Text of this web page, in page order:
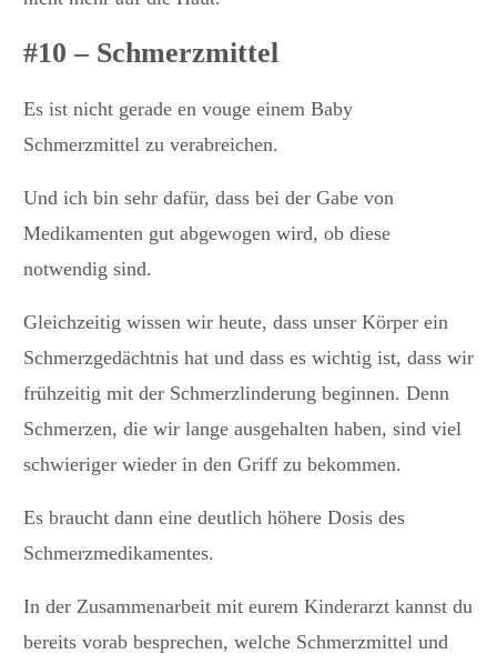
#10 – Schmerzmittel
Es ist nicht gerade en vouge einem Baby
Schmerzmittel zu verabreichen.
Und ich bin sehr dafür, dass bei der Gabe von
Medikamenten gut abgewogen wird, ob diese
notwendig sind.
Gleichzeitig wissen wir heute, dass unser Körper ein
Schmerzgedächtnis hat und dass es wichtig ist, dass wir
frühzeitig mit der Schmerzlinderung beginnen. Denn
Schmerzen, die wir lange ausgehalten haben, sind viel
schwieriger wieder in den Griff zu bekommen.
Es braucht dann eine deutlich höhere Dosis des
Schmerzmedikamentes.
In der Zusammenarbeit mit eurem Kinderarzt kannst du
bereits vorab besprechen, welche Schmerzmittel und